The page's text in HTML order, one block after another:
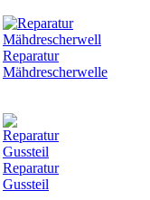
Reparatur
Mähdrescherwelle
Reparatur
Gussteil